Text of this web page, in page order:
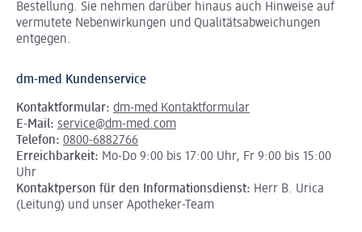
Bestellung. Sie nehmen darüber hinaus auch Hinweise auf
vermutete Nebenwirkungen und Qualitätsabweichungen
entgegen.
dm-med Kundenservice
Kontaktformular: dm-med Kontaktformular
E-Mail: service@dm-med.com
Telefon: 0800-6882766
Erreichbarkeit: Mo-Do 9:00 bis 17:00 Uhr, Fr 9:00 bis 15:00
Uhr
Kontaktperson für den Informationsdienst: Herr B. Urica
(Leitung) und unser Apotheker-Team